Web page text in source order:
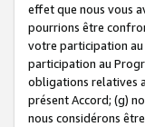
effet que nous vous
pourrions être
votre participation au
participation au
obligations relatives
présent Accord; (g)
nous considérons